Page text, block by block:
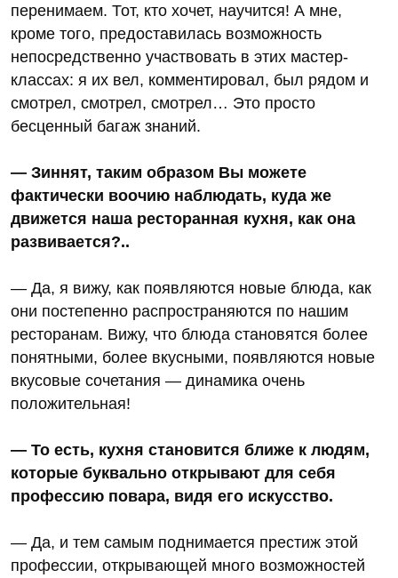
перенимаем. Тот, кто хочет, научится! А мне,
кроме того, предоставилась возможность
непосредственно участвовать в этих мастер-
классах: я их вел, комментировал, был рядом и
смотрел, смотрел, смотрел… Это просто
бесценный багаж знаний.
— Зиннят, таким образом Вы можете
фактически воочию наблюдать, куда же
движется наша ресторанная кухня, как она
развивается?..
— Да, я вижу, как появляются новые блюда, как
они постепенно распространяются по нашим
ресторанам. Вижу, что блюда становятся более
понятными, более вкусными, появляются новые
вкусовые сочетания — динамика очень
положительная!
— То есть, кухня становится ближе к людям,
которые буквально открывают для себя
профессию повара, видя его искусство.
— Да, и тем самым поднимается престиж этой
профессии, открывающей много возможностей